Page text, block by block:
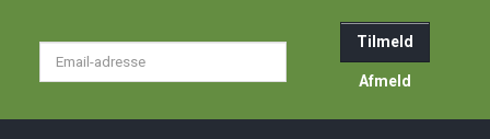
Tilmeld
Afmeld